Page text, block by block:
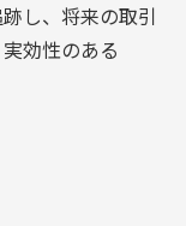
し、将来の取引
効性のある